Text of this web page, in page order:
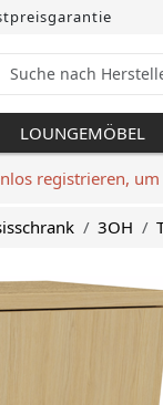
LOUNGEMÖBEL
registrieren,
3OH